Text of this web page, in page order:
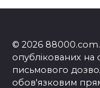
© 2026
опублікованих на
письмового
обов'язковим